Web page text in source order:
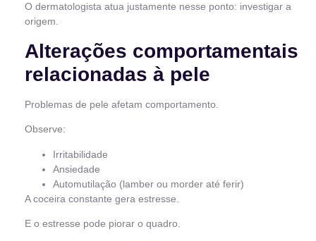
O dermatologista atua justamente nesse ponto: investigar a
origem.
Alterações comportamentais
relacionadas à pele
Problemas de pele afetam comportamento.
Observe:
Irritabilidade
Ansiedade
Automutilação (lamber ou morder até ferir)
A coceira constante gera estresse.
E o estresse pode piorar o quadro.